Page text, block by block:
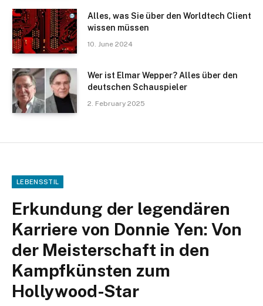
Alles, was Sie über den Worldtech Client
wissen müssen
10. June 2024
Wer ist Elmar Wepper? Alles über den
deutschen Schauspieler
2. February 2025
LEBENSSTIL
Erkundung der legendären
Karriere von Donnie Yen: Von
der Meisterschaft in den
Kampfkünsten zum
Hollywood-Star